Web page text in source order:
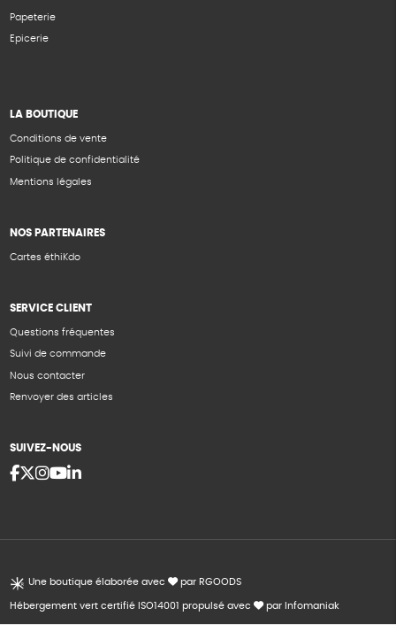
Papeterie
Epicerie
LA BOUTIQUE
Conditions de vente
Politique de confidentialité
Mentions légales
NOS PARTENAIRES
Cartes éthiKdo
SERVICE CLIENT
Questions fréquentes
Suivi de commande
Nous contacter
Renvoyer des articles
SUIVEZ-NOUS
Une boutique élaborée avec par RGOODS
Hébergement vert certifié ISO14001 propulsé avec par Infomaniak